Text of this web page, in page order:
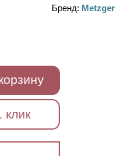
Бренд: Metzger
клик